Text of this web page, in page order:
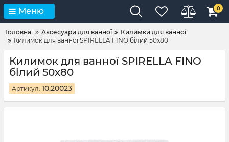
Меню 0
Головна Аксесуари для ванної
Килимки для ванної
Килимок для ванної SPIRELLA FINO білий 50x80
Килимок для ванної SPIRELLA FINO
білий 50x80
Артикул: 10.20023